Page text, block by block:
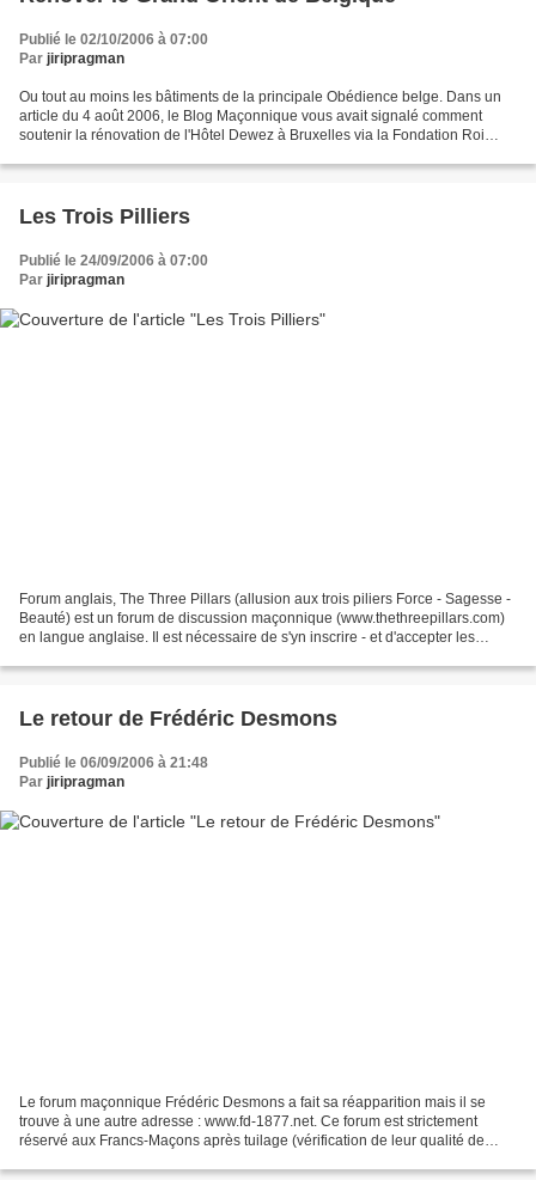
Publié le 02/10/2006 à 07:00
Par jiripragman
Ou tout au moins les bâtiments de la principale Obédience belge. Dans un
article du 4 août 2006, le Blog Maçonnique vous avait signalé comment
soutenir la rénovation de l'Hôtel Dewez à Bruxelles via la Fondation Roi
Les Trois Pilliers
Publié le 24/09/2006 à 07:00
Par jiripragman
Forum anglais, The Three Pillars (allusion aux trois piliers Force - Sagesse -
Beauté) est un forum de discussion maçonnique (www.thethreepillars.com)
en langue anglaise. Il est nécessaire de s'yn inscrire - et d'accepter les
Le retour de Frédéric Desmons
Publié le 06/09/2006 à 21:48
Par jiripragman
Le forum maçonnique Frédéric Desmons a fait sa réapparition mais il se
trouve à une autre adresse : www.fd-1877.net. Ce forum est strictement
réservé aux Francs-Maçons après tuilage (vérification de leur qualité de